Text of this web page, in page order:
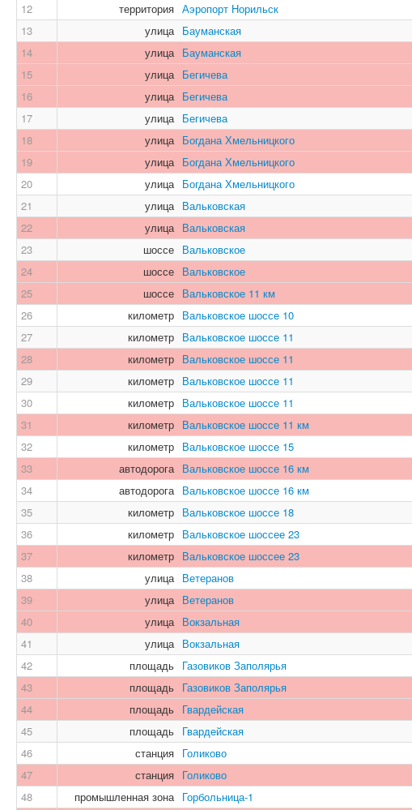
12
территория Аэропорт Норильск
13
улица Бауманская
14
улица Бауманская
15
улица Бегичева
16
улица Бегичева
17
улица Бегичева
18
улица Богдана Хмельницкого
19
улица Богдана Хмельницкого
20
улица Богдана Хмельницкого
21
улица Вальковская
22
улица Вальковская
23
шоссе Вальковское
24
шоссе Вальковское
25
шоссе Вальковское 11 км
26
километр Вальковское шоссе 10
27
километр Вальковское шоссе 11
28
километр Вальковское шоссе 11
29
километр Вальковское шоссе 11
30
километр Вальковское шоссе 11
31
километр Вальковское шоссе 11 км
32
километр Вальковское шоссе 15
33
автодорога Вальковское шоссе 16 км
34
автодорога Вальковское шоссе 16 км
35
километр Вальковское шоссе 18
36
километр Вальковское шоссее 23
37
километр Вальковское шоссее 23
38
улица Ветеранов
39
улица Ветеранов
40
улица Вокзальная
41
улица Вокзальная
42
площадь Газовиков Заполярья
43
площадь Газовиков Заполярья
44
площадь Гвардейская
45
площадь Гвардейская
46
станция Голиково
47
станция Голиково
48
промышленная зона Горбольница-1